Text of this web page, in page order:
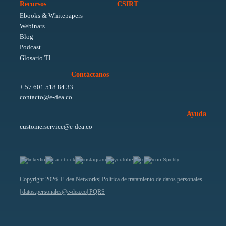
Recursos
Ebooks & Whitepapers
Webinars
Blog
Podcast
Glosario TI
CSIRT
Contáctanos
+ 57 601 518 84 33
contacto@e-dea.co
Ayuda
customerservice@e-dea.co
Copyright 2026 E-dea Networks| Política de tratamiento de datos personales
| datos.personales@e-dea.co| PQRS